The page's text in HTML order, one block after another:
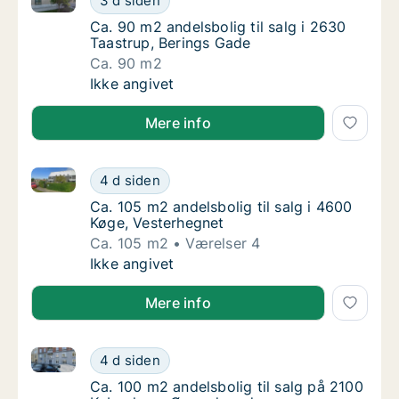
Ca. 90 m2 andelsbolig til salg i 2630
Ca. 90 m2 andelsbolig til salg i 2630
Taastrup, Berings Gade
Ca. 90 m2
Ca. 90 m2 andelsbolig til salg i 2630
Ikke angivet
Mere info
Ca. 105 m2 andelsbolig til salg i 4600
4 d siden
Ca. 105 m2 andelsbolig til salg i 4600 Køge,
Ca. 105 m2 andelsbolig til salg i 4600
Ca. 105 m2 andelsbolig til salg i 4600
Køge, Vesterhegnet
Ca. 105 m2
Værelser 4
Ca. 105 m2 andelsbolig til salg i 4600
Ikke angivet
Mere info
Ca. 100 m2 andelsbolig til salg på 2100
4 d siden
Ca. 100 m2 andelsbolig til salg på 2100 København
Ca. 100 m2 andelsbolig til salg på 2100
Ca. 100 m2 andelsbolig til salg på 2100